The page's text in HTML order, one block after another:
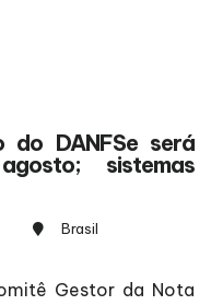
DANFSe será
sistemas
Brasil
Gestor da Nota